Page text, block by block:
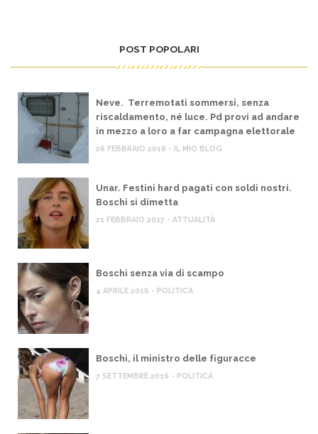
POST POPOLARI
Neve. Terremotati sommersi, senza
riscaldamento, né luce. Pd provi ad andare
in mezzo a loro a far campagna elettorale
26 FEBBRAIO 2018 - IL MIO BLOG
Unar. Festini hard pagati con soldi nostri.
Boschi si dimetta
21 FEBBRAIO 2017 - ATTUALITÀ
Boschi senza via di scampo
4 APRILE 2016 - POLITICA
Boschi, il ministro delle figuracce
7 SETTEMBRE 2016 - POLITICA